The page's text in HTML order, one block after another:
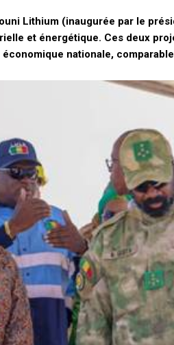
Lithium (inaugurée par le
et énergétique. Ces deux
nationale,